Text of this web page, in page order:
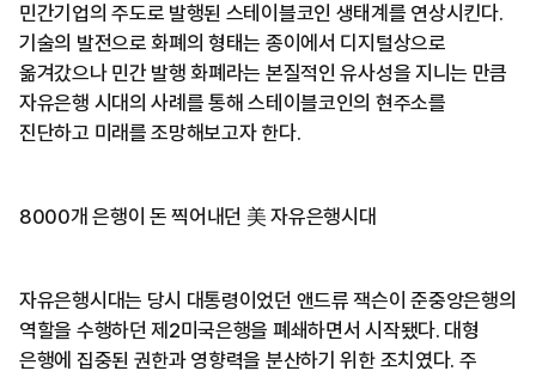
민간기업의 주도로 발행된 스테이블코인 생태계를 연상시킨다.
기술의 발전으로 화폐의 형태는 종이에서 디지털상으로
옮겨갔으나 민간 발행 화폐라는 본질적인 유사성을 지니는 만큼
자유은행 시대의 사례를 통해 스테이블코인의 현주소를
진단하고 미래를 조망해보고자 한다.
8000개 은행이 돈 찍어내던 美 자유은행시대
자유은행시대는 당시 대통령이었던 앤드류 잭슨이 준중앙은행의
역할을 수행하던 제2미국은행을 폐쇄하면서 시작됐다. 대형
은행에 집중된 권한과 영향력을 분산하기 위한 조치였다. 주